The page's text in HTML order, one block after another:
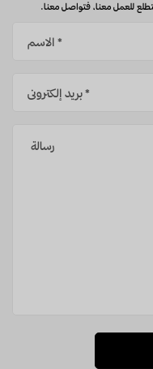
للعمل معنا، فتواصل معنا.